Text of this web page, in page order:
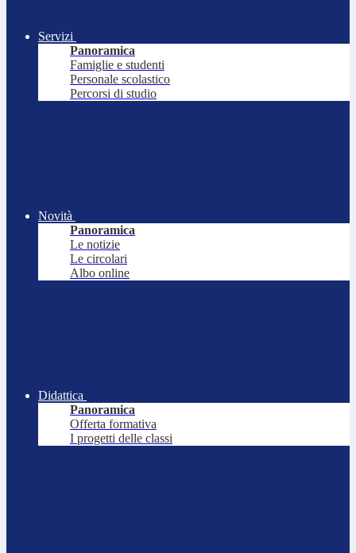
Servizi
Panoramica
Famiglie e studenti
Personale scolastico
Percorsi di studio
Novità
Panoramica
Le notizie
Le circolari
Albo online
Didattica
Panoramica
Offerta formativa
I progetti delle classi